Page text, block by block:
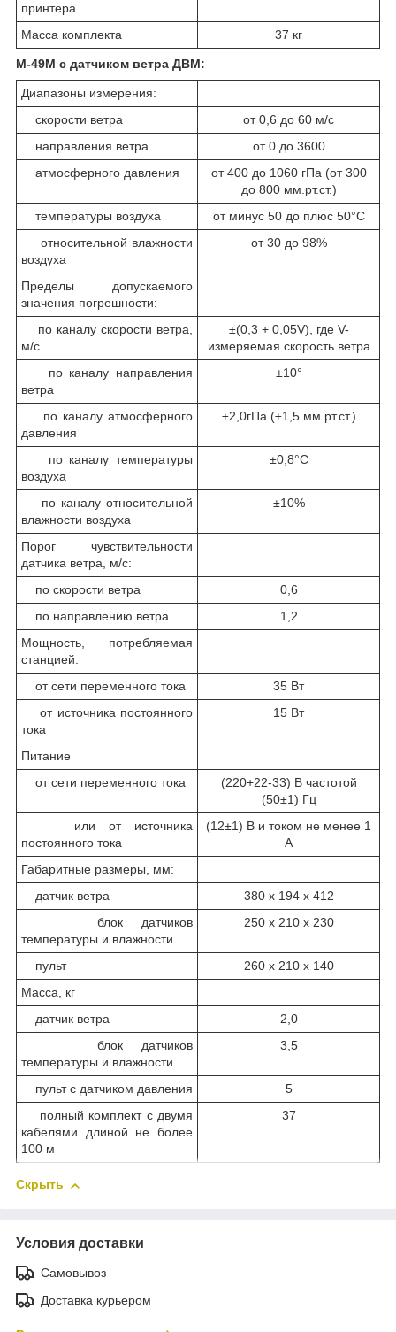
принтера
Масса комплекта
37 кг
М-49М с датчиком ветра ДВМ:
Диапазоны измерения:
скорости ветра
от 0,6 до 60 м/с
направления ветра
от 0 до 3600
атмосферного давления
от 400 до 1060 гПа (от 300
до 800 мм.рт.ст.)
температуры воздуха
от минус 50 до плюс 50°C
относительной влажности
воздуха
от 30 до 98%
Пределы допускаемого
значения погрешности:
по каналу скорости ветра,
м/с
±(0,3 + 0,05V), где V-
измеряемая скорость ветра
по каналу направления
ветра
±10°
по каналу атмосферного
давления
±2,0гПа (±1,5 мм.рт.ст.)
по каналу температуры
воздуха
±0,8°C
по каналу относительной
влажности воздуха
±10%
Порог чувствительности
датчика ветра, м/с:
по скорости ветра
0,6
по направлению ветра
1,2
Мощность, потребляемая
станцией:
от сети переменного тока
35 Вт
от источника постоянного
тока
15 Вт
Питание
от сети переменного тока
(220+22-33) В частотой
(50±1) Гц
или от источника
постоянного тока
(12±1) В и током не менее 1
А
Габаритные размеры, мм:
датчик ветра
380 х 194 х 412
блок датчиков
температуры и влажности
250 х 210 х 230
пульт
260 х 210 х 140
Масса, кг
датчик ветра
2,0
блок датчиков
температуры и влажности
3,5
пульт с датчиком давления
5
полный комплект с двумя
кабелями длиной не более
100 м
37
Скрыть
Условия доставки
Самовывоз
Доставка курьером